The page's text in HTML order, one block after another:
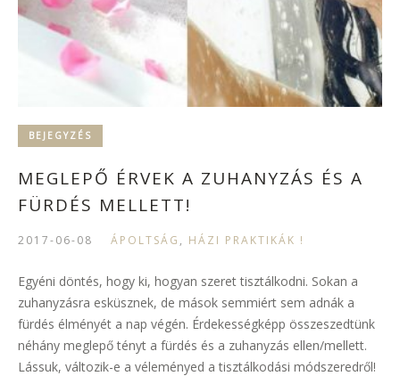
BEJEGYZÉS
MEGLEPŐ ÉRVEK A ZUHANYZÁS ÉS A
FÜRDÉS MELLETT!
2017-06-08 ÁPOLTSÁG , HÁZI PRAKTIKÁK !
Egyéni döntés, hogy ki, hogyan szeret tisztálkodni. Sokan a
zuhanyzásra esküsznek, de mások semmiért sem adnák a
fürdés élményét a nap végén. Érdekességképp összeszedtünk
néhány meglepő tényt a fürdés és a zuhanyzás ellen/mellett.
Lássuk, változik-e a véleményed a tisztálkodási módszeredről!